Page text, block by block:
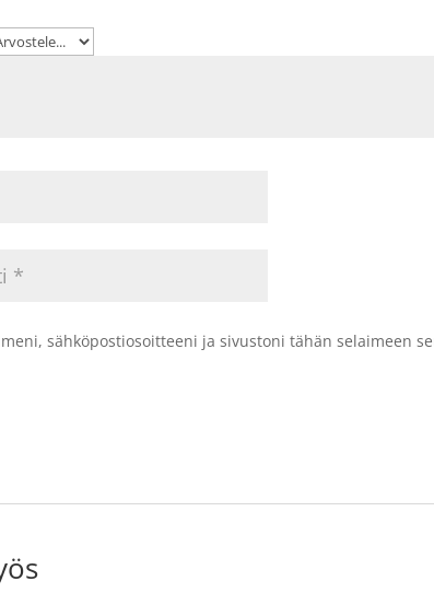
sähköpostiosoitteeni ja sivustoni tähän selaimeen